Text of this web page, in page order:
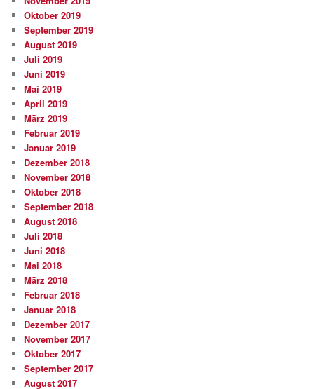
Oktober 2019
September 2019
August 2019
Juli 2019
Juni 2019
Mai 2019
April 2019
März 2019
Februar 2019
Januar 2019
Dezember 2018
November 2018
Oktober 2018
September 2018
August 2018
Juli 2018
Juni 2018
Mai 2018
März 2018
Februar 2018
Januar 2018
Dezember 2017
November 2017
Oktober 2017
September 2017
August 2017